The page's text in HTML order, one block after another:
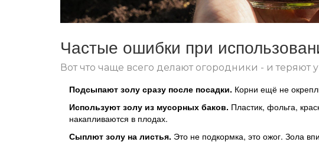
Частые ошибки при
Вот что чаще всего делают огородники - и теряют
Подсыпают золу сразу после посадки. Корни ещё не
Используют золу из мусорных баков. Пластик, фольга,
накапливаются в плодах.
Сыплют золу на листья. Это не подкормка, это ожог. Зола